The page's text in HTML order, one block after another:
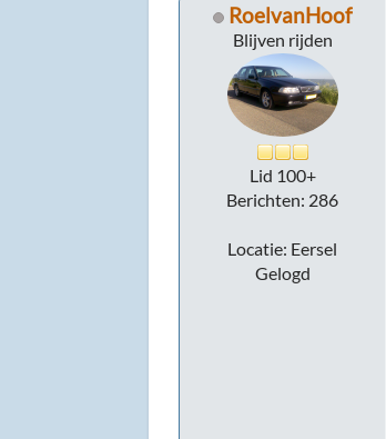
RoelvanHoof
Blijven rijden
Lid 100+
Berichten: 286
Locatie: Eersel
Gelogd